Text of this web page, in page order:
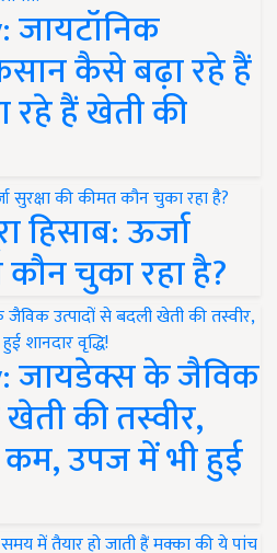
जायटॉनिक
कैसे बढ़ा रहे हैं
रहे हैं खेती की
हिसाब: ऊर्जा
चुका रहा है?
जायडेक्स के जैविक
की तस्वीर,
उपज में भी हुई